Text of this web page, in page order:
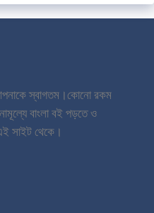
স্বাগতম।কোনো রকম
বাংলা বই পড়তে ও
সাইট থেকে।